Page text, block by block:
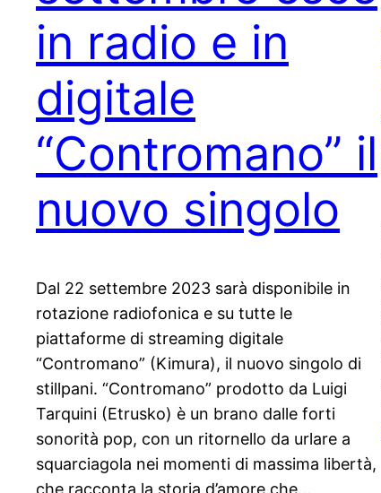
in radio e in
digitale
“Contromano” il
nuovo singolo
Dal 22 settembre 2023 sarà disponibile in
rotazione radiofonica e su tutte le
piattaforme di streaming digitale
“Contromano” (Kimura), il nuovo singolo di
stillpani. “Contromano” prodotto da Luigi
Tarquini (Etrusko) è un brano dalle forti
sonorità pop, con un ritornello da urlare a
squarciagola nei momenti di massima libertà,